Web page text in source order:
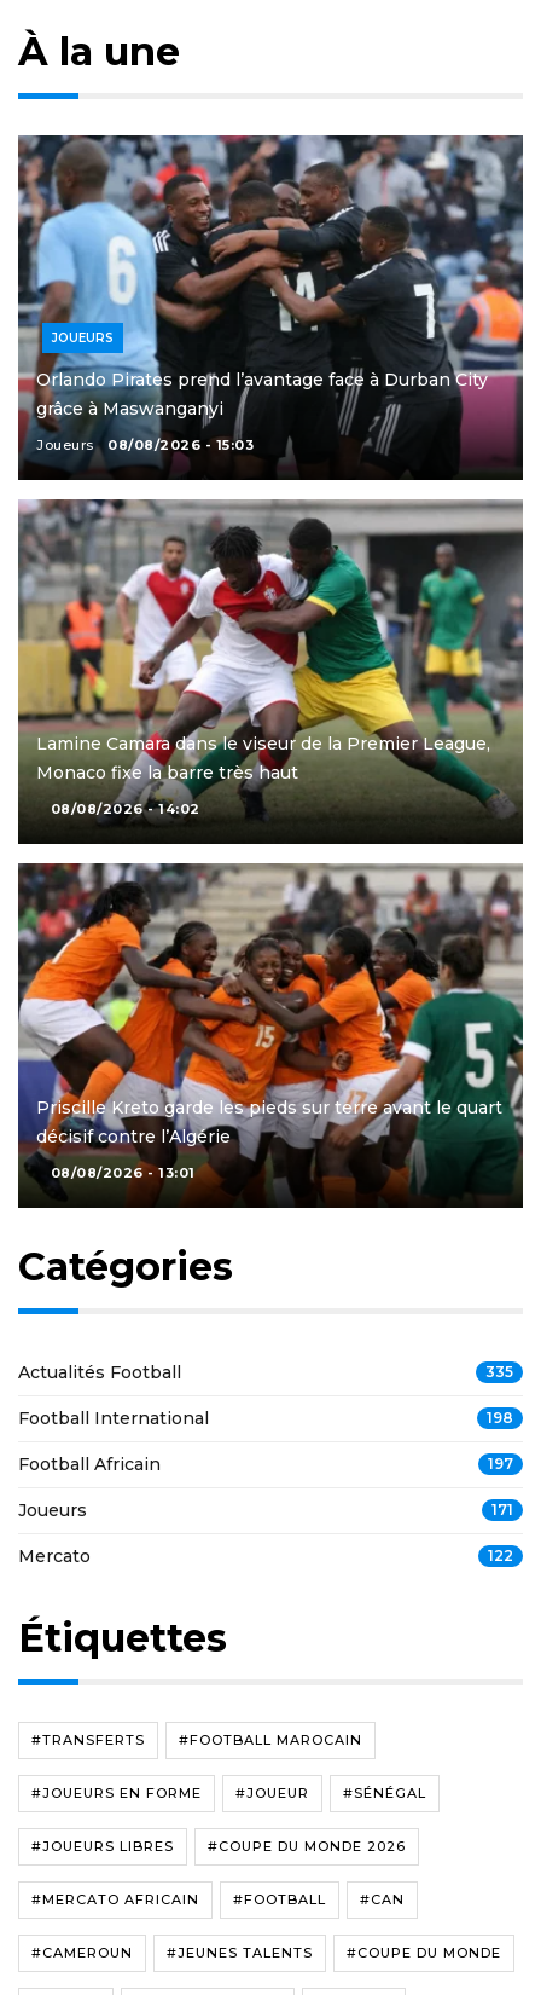
À la une
JOUEURS
Orlando Pirates prend l’avantage face à Durban City
grâce à Maswanganyi
Joueurs 08/08/2026 - 15:03
Lamine Camara dans le viseur de la Premier League,
Monaco fixe la barre très haut
08/08/2026 - 14:02
Priscille Kreto garde les pieds sur terre avant le quart
décisif contre l’Algérie
08/08/2026 - 13:01
Catégories
Actualités Football 335
Football International 198
Football Africain 197
Joueurs 171
Mercato 122
Étiquettes
#TRANSFERTS #FOOTBALL MAROCAIN
#JOUEURS EN FORME #JOUEUR #SÉNÉGAL
#JOUEURS LIBRES #COUPE DU MONDE 2026
#MERCATO AFRICAIN #FOOTBALL #CAN
#CAMEROUN #JEUNES TALENTS #COUPE DU MONDE